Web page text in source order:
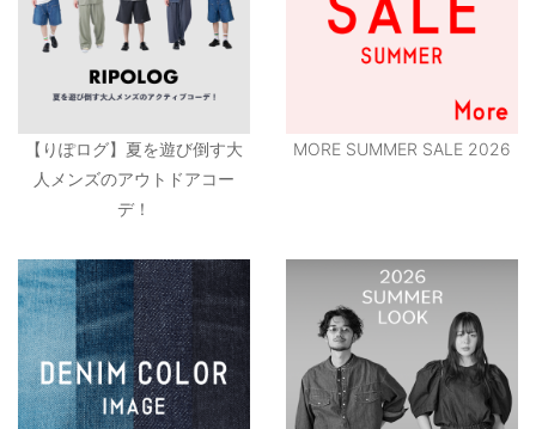
【りぽログ】夏を遊び倒す大
人メンズのアウトドアコー
デ！
MORE SUMMER SALE 2026